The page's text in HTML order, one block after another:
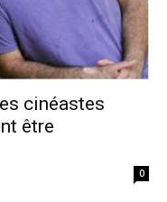
cinéastes
être
0